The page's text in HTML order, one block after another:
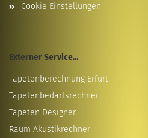
Cookie Einstellungen
Externer Service...
Tapetenberechnung Erfurt
Tapetenbedarfsrechner
Tapeten Designer
Raum Akustikrechner